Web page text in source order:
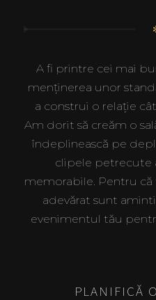
A fi printre cei mai
menținerea unor
a construi o relație
Am dorit să creăm o
îndeplinească pe
clipele petrecute
memorabile. Pentru
adevărat sunt
evenimentul tău
PLANIFICĂ